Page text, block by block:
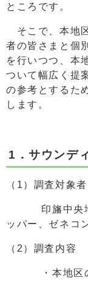
ところです。
そこで、本地
者の皆さまと個
を行いつつ、本
ついて幅広く提
の参考とするた
します。
1．サウンデ
（1）調査対象者
印旛中央地区
ッパー、ゼネコ
（2）調査内容
・本地区の需